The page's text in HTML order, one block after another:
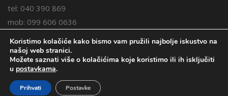
tel: 040 390 869
mob: 099 606 0636
© 2026. Međimurski lovci. Sva prava pridržana.
Koristimo kolačiće kako bismo vam pružili najbolje iskustvo na
našoj web stranici.
Možete saznati više o kolačićima koje koristimo ili ih isključiti
u postavkama.
Prihvati Postavke